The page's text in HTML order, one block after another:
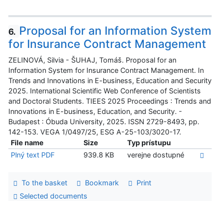
6. Proposal for an Information System
for Insurance Contract Management
ZELINOVÁ, Silvia - ŠUHAJ, Tomáš. Proposal for an
Information System for Insurance Contract Management. In
Trends and Innovations in E-business, Education and Security
2025. International Scientific Web Conference of Scientists
and Doctoral Students. TIEES 2025 Proceedings : Trends and
Innovations in E-business, Education, and Security. -
Budapest : Óbuda University, 2025. ISSN 2729-8493, pp.
142-153. VEGA 1/0497/25, ESG A-25-103/3020-17.
File name
Size
Typ prístupu
Plný text PDF
939.8 KB verejne dostupné
To the basket Bookmark
Print
Selected documents